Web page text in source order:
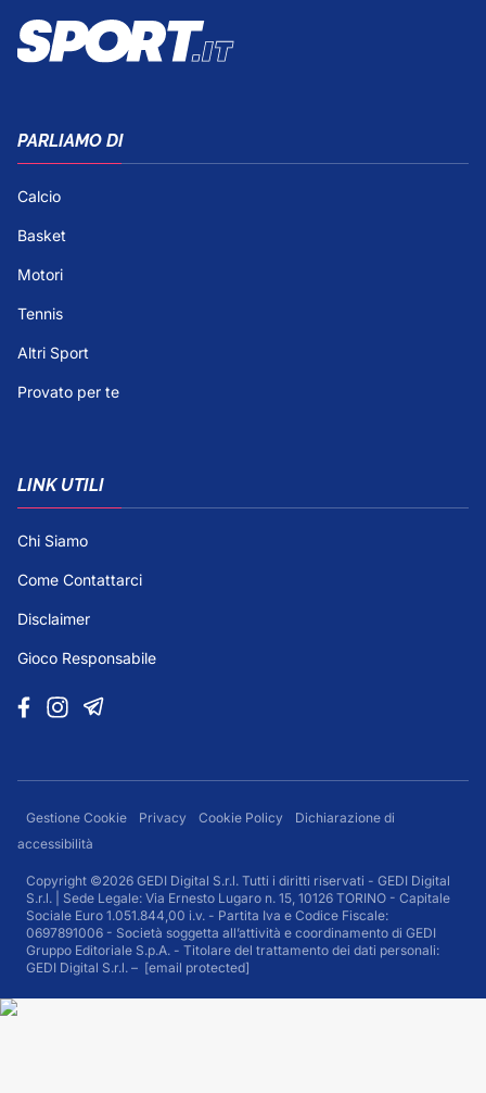
PARLIAMO DI
Calcio
Basket
Motori
Tennis
Altri Sport
Provato per te
LINK UTILI
Chi Siamo
Come Contattarci
Disclaimer
Gioco Responsabile
Gestione Cookie Privacy Cookie Policy
Dichiarazione di
accessibilità
Copyright ©2026 GEDI Digital S.r.l. Tutti i diritti riservati - GEDI Digital
S.r.l. | Sede Legale: Via Ernesto Lugaro n. 15, 10126 TORINO - Capitale
Sociale Euro 1.051.844,00 i.v. - Partita Iva e Codice Fiscale:
0697891006 - Società soggetta all’attività e coordinamento di GEDI
Gruppo Editoriale S.p.A. - Titolare del trattamento dei dati personali:
GEDI Digital S.r.l. – [email protected]